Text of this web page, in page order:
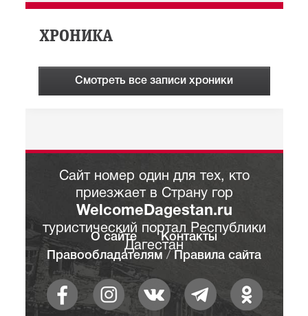
ХРОНИКА
Смотреть все записи хроники
Сайт номер один для тех, кто
приезжает в Страну гор
WelcomeDagestan.ru
туристический портал Республики
Дагестан
О сайте
Контакты
Правообладателям / Правила сайта